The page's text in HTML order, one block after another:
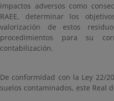
impactos adversos como
RAEE, determinar los
valorización de estos
procedimientos para su
contabilización.
De conformidad con la Ley 22/
suelos contaminados, este Real